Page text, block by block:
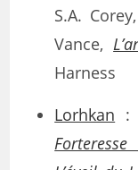
S.A. Corey,
Vance,
Harness
Lorhkan